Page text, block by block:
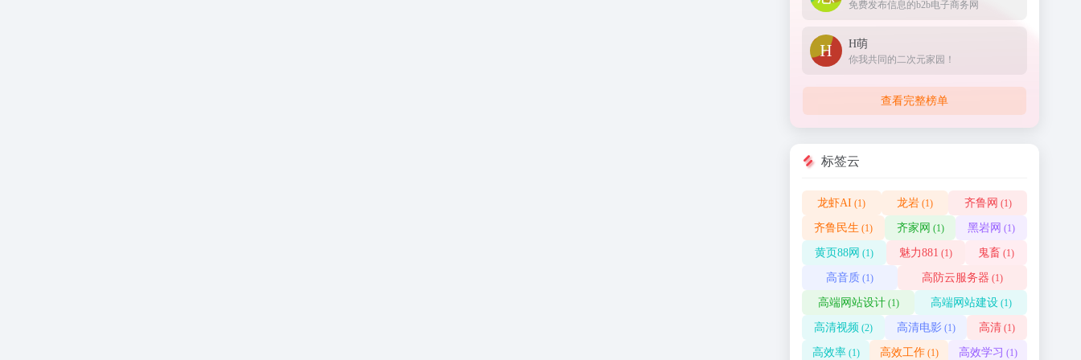
免费发布信息的b2b电子商务网
H萌
你我共同的二次元家园！
查看完整榜单
标签云
龙虾AI (1) 龙岩 (1) 齐鲁网 (1)
齐鲁民生 (1) 齐家网 (1) 黑岩网 (1)
黄页88网 (1) 魅力881 (1) 鬼畜 (1)
高音质 (1) 高防云服务器 (1)
高端网站设计(1) 高端网站建设(1)
高清视频 (2) 高清电影 (1) 高清 (1)
高效率(1) 高效工作(1) 高效学习 (1)